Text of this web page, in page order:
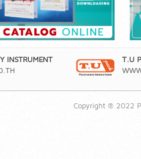
INSTRUMENT
T.U
Copyright ® 2022